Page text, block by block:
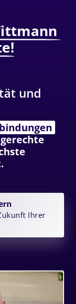
Ihrer